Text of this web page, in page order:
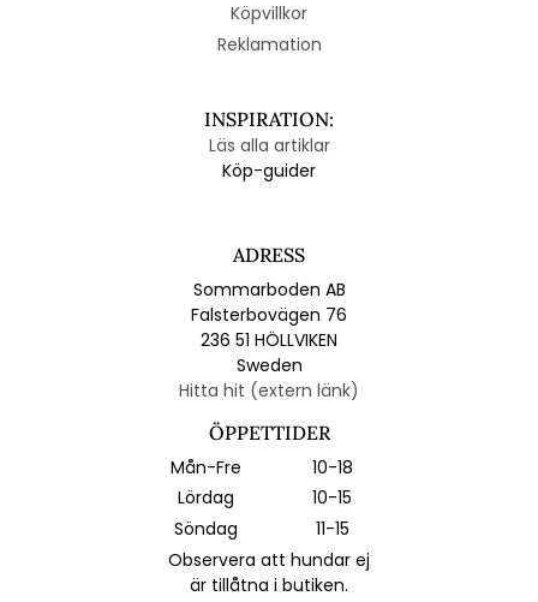
Köpvillkor
Reklamation
INSPIRATION:
Läs alla artiklar
Köp-guider
ADRESS
Sommarboden AB
Falsterbovägen 76
236 51 HÖLLVIKEN
Sweden
Hitta hit (extern länk)
ÖPPETTIDER
Mån-Fre
10-18
Lördag
10-15
Söndag
11-15
Observera att hundar ej
är tillåtna i butiken.